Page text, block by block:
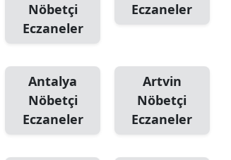
Nöbetçi
Eczaneler
Eczaneler
Antalya
Nöbetçi
Eczaneler
Artvin
Nöbetçi
Eczaneler